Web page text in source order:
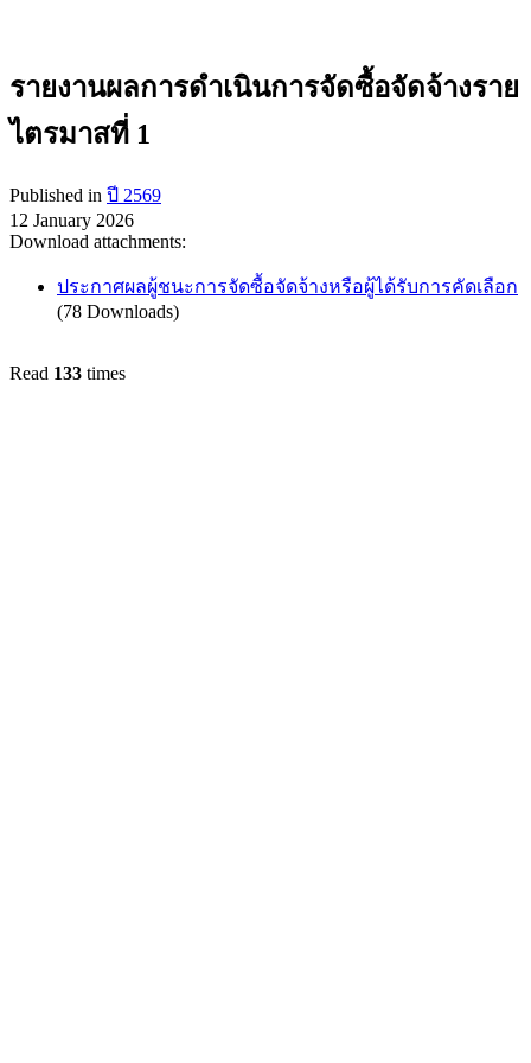
รายงานผลการดำเนินการจัดซื้อจัดจ้างราย
ไตรมาสที่ 1
Published in ปี 2569
12 January 2026
Download attachments:
ประกาศผลผู้ชนะการจัดซื้อจัดจ้างหรือผู้ได้รับการคัดเลือก
(78 Downloads)
Read 133 times